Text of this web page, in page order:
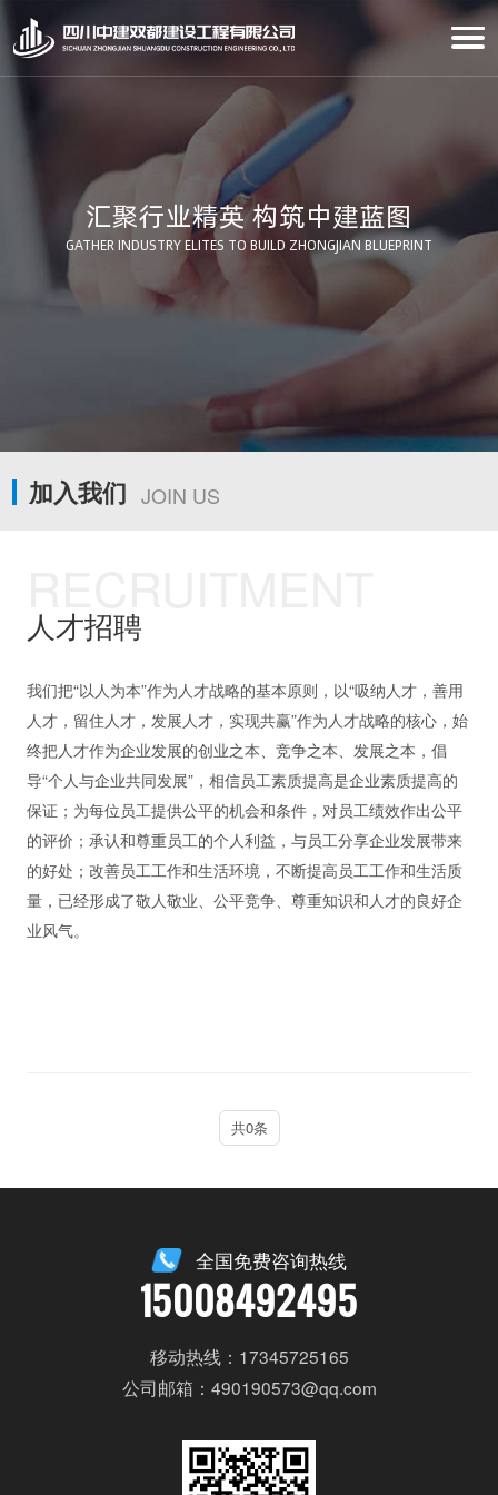
汇聚行业精英 构筑中建蓝图
GATHER INDUSTRY ELITES TO BUILD ZHONGJIAN BLUEPRINT
加入我们 JOIN US
人才招聘
我们把“以人为本”作为人才战略的基本原则，以“吸纳人才，善用
人才，留住人才，发展人才，实现共赢”作为人才战略的核心，始
终把人才作为企业发展的创业之本、竞争之本、发展之本，倡
导“个人与企业共同发展”，相信员工素质提高是企业素质提高的
保证；为每位员工提供公平的机会和条件，对员工绩效作出公平
的评价；承认和尊重员工的个人利益，与员工分享企业发展带来
的好处；改善员工工作和生活环境，不断提高员工工作和生活质
量，已经形成了敬人敬业、公平竞争、尊重知识和人才的良好企
业风气。
共0条
全国免费咨询热线
15008492495
移动热线：17345725165
公司邮箱：490190573@qq.com